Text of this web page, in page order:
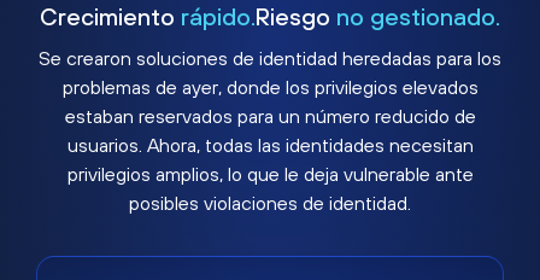
Crecimiento rápido. Riesgo no gestionado.
Se crearon soluciones de identidad heredadas para los
problemas de ayer, donde los privilegios elevados
estaban reservados para un número reducido de
usuarios. Ahora, todas las identidades necesitan
privilegios amplios, lo que le deja vulnerable ante
posibles violaciones de identidad.